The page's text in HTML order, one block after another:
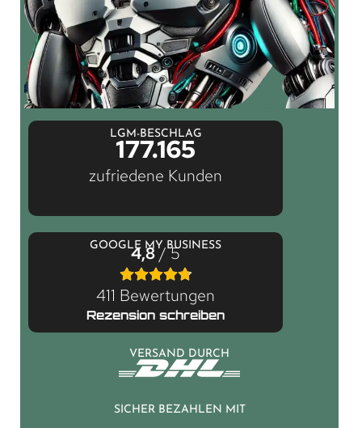
LGM-BESCHLAG
177.165
zufriedene Kunden
GOOGLE MY BUSINESS
4,8/ 5
411 Bewertungen
Rezension schreiben
VERSAND DURCH
SICHER BEZAHLEN MIT